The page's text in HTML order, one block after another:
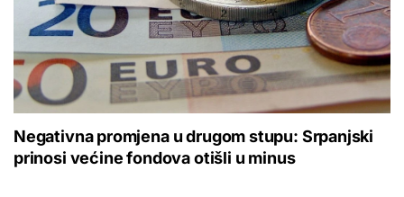
Negativna promjena u drugom stupu: Srpanjski
prinosi većine fondova otišli u minus